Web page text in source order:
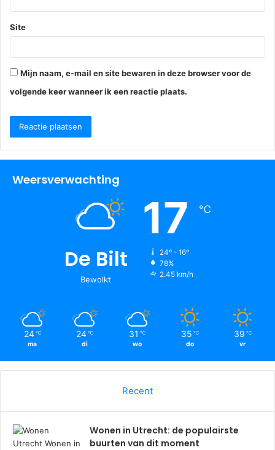
Site
Mijn naam, e-mail en site bewaren in deze browser voor de
volgende keer wanneer ik een reactie plaats.
Weersverwachting
De Bilt
Bewolkt
17 ℃
24º - 16º
78%
2.45 km/h
24 ℃
ma
24 ℃
di
31 ℃
wo
35 ℃
do
39 ℃
vr
Recent
Wonen in Utrecht: de populairste
buurten van dit moment